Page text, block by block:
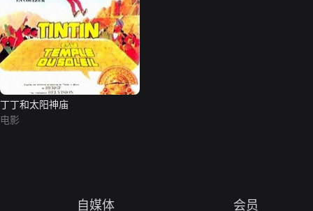
丁丁和太阳神庙
电影
自媒体 会员